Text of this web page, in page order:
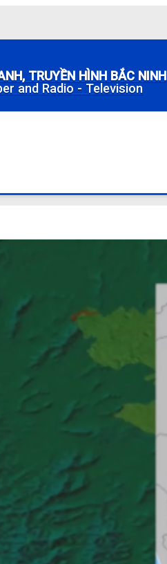
TRUYỀN HÌNH BẮC NINH
and Radio - Television